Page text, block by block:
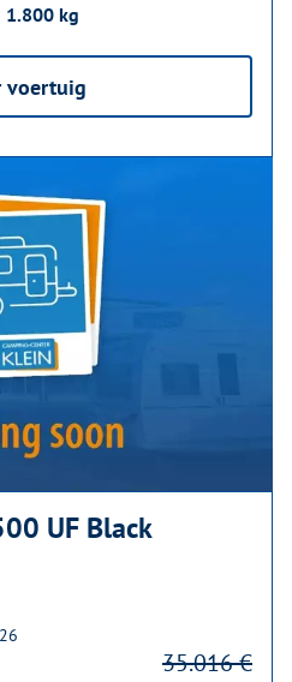
1.800 kg
voertuig
UF Black
35.016 €